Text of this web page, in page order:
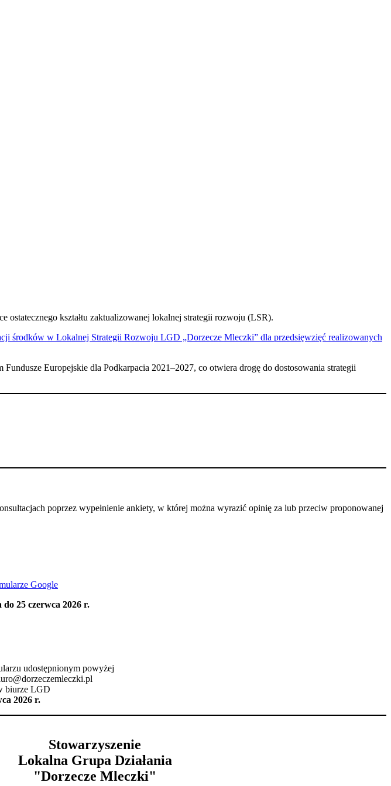
ostatecznego kształtu zaktualizowanej lokalnej strategii rozwoju (LSR).
środków w Lokalnej Strategii Rozwoju LGD „Dorzecze Mleczki” dla przedsięwzięć realizowanych
Europejskie dla Podkarpacia 2021–2027, co otwiera drogę do dostosowania strategii
poprzez wypełnienie ankiety, w której można wyrazić opinię za lub przeciw proponowanej
Google
25 czerwca 2026 r.
udostępnionym powyżej
biurze LGD
2026 r.
Stowarzyszenie
Lokalna Grupa Działania
"Dorzecze Mleczki"